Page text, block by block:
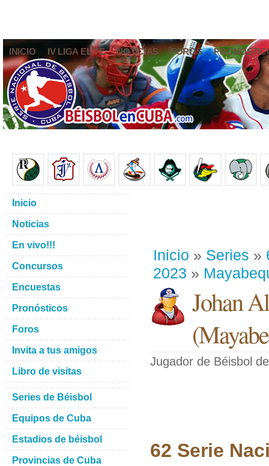
INICIO IV LIGA ELITE NOTICIAS FOROS
Inicio » Series »
2023 »
Johan
(
Jugador de Béisbol
62 Serie
Inicio
Noticias
En vivo!!!
Concursos
Encuestas
Pronósticos
Foros
Invita a tus amigos
Libro de visitas
Series de Béisbol
Equipos de Cuba
Estadios de béisbol
Provincias de Cuba